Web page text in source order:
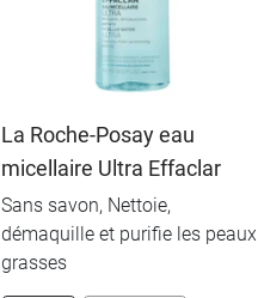
La Roche-Posay eau
micellaire Ultra Effaclar
Sans savon, Nettoie,
démaquille et purifie les peaux
grasses